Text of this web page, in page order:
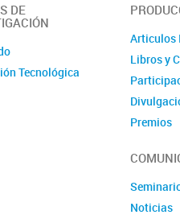
DE
Tecnológica
Articulos
Libros y
Premios
Noticias